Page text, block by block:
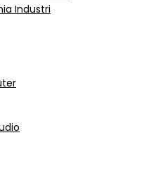
Industri